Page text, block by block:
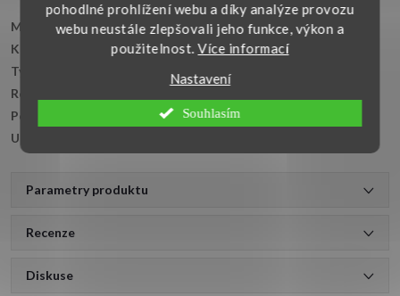
pohodlné prohlížení webu a díky analýze provozu
webu neustále zlepšovali jeho funkce, výkon a
použitelnost.Více informací
Nastavení
Souhlasím
Materiál:Žluté zlato 14kt. (585/1000)
Kámen:
Syntetický safír a čiré zirkony
Typ zapínání:
Zacvakávací pojistkové
Rozměr šperku:
Povrchová úprava:
Lesklé zlato
Určení:
Parametry produktu
Recenze
Diskuse